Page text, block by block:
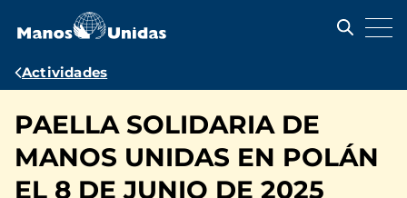
contenido
Ruta
navegación
Actividades
PAELLA SOLIDARIA DE
MANOS UNIDAS EN POLÁN
EL 8 DE JUNIO DE 2025